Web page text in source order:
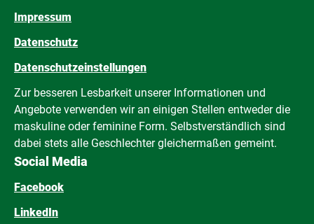
Impressum
Datenschutz
Datenschutzeinstellungen
Zur besseren Lesbarkeit unserer Informationen und
Angebote verwenden wir an einigen Stellen entweder die
maskuline oder feminine Form. Selbstverständlich sind
dabei stets alle Geschlechter gleichermaßen gemeint.
Social Media
Facebook
LinkedIn